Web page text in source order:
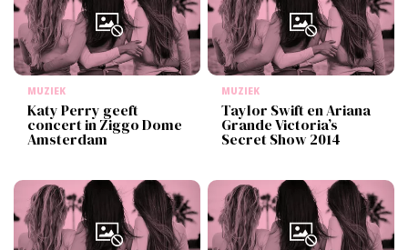
MUZIEK
Katy Perry geeft
concert in Ziggo Dome
Amsterdam
MUZIEK
Taylor Swift en Ariana
Grande Victoria’s
Secret Show 2014